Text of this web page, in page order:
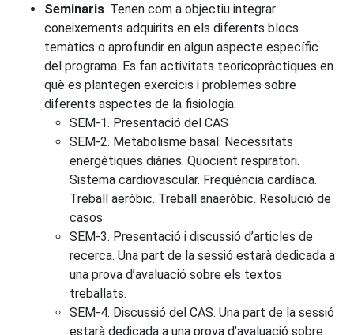
Seminaris. Tenen com a objectiu integrar
coneixements adquirits en els diferents blocs
temàtics o aprofundir en algun aspecte específic
del programa. Es fan activitats teoricopràctiques en
què es plantegen exercicis i problemes sobre
diferents aspectes de la fisiologia:
SEM-1. Presentació del CAS
SEM-2. Metabolisme basal. Necessitats
energètiques diàries. Quocient respiratori.
Sistema cardiovascular. Freqüència cardíaca.
Treball aeròbic. Treball anaeròbic. Resolució de
casos
SEM-3. Presentació i discussió d’articles de
recerca. Una part de la sessió estarà dedicada a
una prova d’avaluació sobre els textos
treballats.
SEM-4. Discussió del CAS. Una part de la sessió
estarà dedicada a una prova d’avaluació sobre